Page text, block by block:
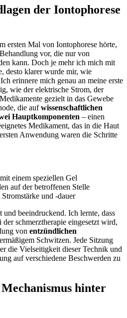
der Iontophorese
ersten Mal von Iontophorese hörte,
vor, die nur von
kann. Doch je mehr ich mich mit‍
desto klarer wurde mir,‌ wie⁣
erinnere ‌mich genau ⁣an ​meine‍ erste
wie der elektrische Strom, der
gezielt in das Gewebe
die auf⁣wissenschaftlichen
Hauptkomponenten – einen
Medikament, das in die Haut
Anwendung waren‌ die Schritte
einem speziellen Gel
auf⁤ der betroffenen Stelle
und -dauer
beeindruckend. Ich lernte, dass
schmerztherapie‌ eingesetzt wird,
von entzündlichen
Schwitzen. Jede Sitzung
⁢die Vielseitigkeit‌ dieser Technik und
auf‌ verschiedene Beschwerden zu
hinter⁤